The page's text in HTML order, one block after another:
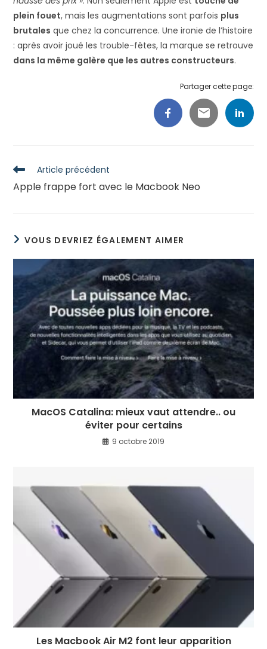
plein fouet, mais les augmentations sont parfois plus
brutales que chez la concurrence. Une ironie de l’histoire
: après avoir joué les trouble-fêtes, la marque se retrouve
dans la même galère que les autres constructeurs.
Partager cette page:
Read
more
articles
Article précédent
Apple frappe fort avec le Macbook Neo
VOUS DEVRIEZ ÉGALEMENT AIMER
MacOS Catalina: mieux vaut attendre.. ou
éviter pour certains
9 octobre 2019
Les Macbook Air M2 font leur apparition